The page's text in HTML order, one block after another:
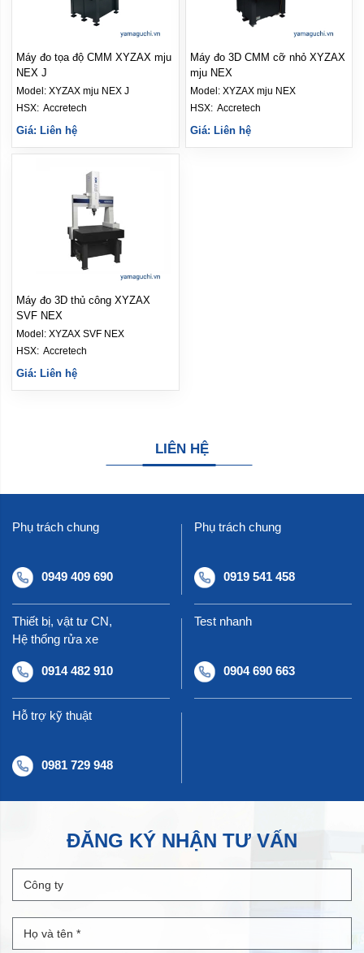
Máy đo tọa độ CMM XYZAX mju
NEX J
Model: XYZAX mju NEX J
Accretech
Giá: Liên hệ
Máy đo 3D CMM cỡ nhỏ XYZAX
mju NEX
Model: XYZAX mju NEX
HSX: Accretech
Giá: Liên hệ
Máy đo 3D thủ công XYZAX
SVF NEX
Model: XYZAX SVF NEX
Accretech
Giá: Liên hệ
LIÊN HỆ
Phụ trách chung
0949 409 690
Phụ trách chung
0919 541 458
Thiết bị, vật tư CN,
Hệ thống rửa xe
0914 482 910
Test nhanh
0904 690 663
Hỗ trợ kỹ thuật
0981 729 948
ĐĂNG KÝ NHẬN TƯ VẤN